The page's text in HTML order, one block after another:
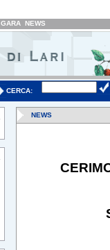
NEWS
CERCA:
NEWS